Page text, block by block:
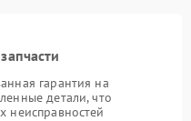
гарантия на
детали, что
неисправностей